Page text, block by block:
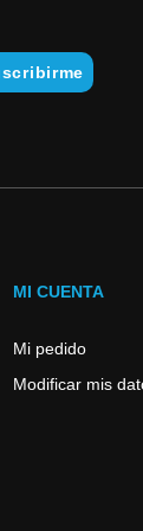
MI CUENTA
Mi pedido
Modificar mis